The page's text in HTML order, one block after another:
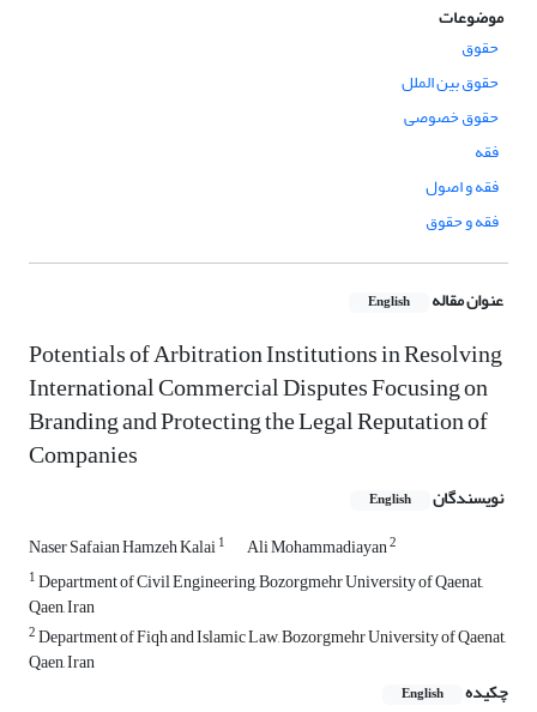
موضوعات
حقوق
حقوق بین الملل
حقوق خصوصی
فقه
فقه و اصول
فقه و حقوق
عنوان مقاله English
Potentials of Arbitration Institutions in Resolving
International Commercial Disputes Focusing on
Branding and Protecting the Legal Reputation of
Companies
نویسندگان English
Naser Safaian Hamzeh Kalai1 Ali Mohammadiayan2
1Department of Civil Engineering, Bozorgmehr University of Qaenat,
Qaen, Iran
2Department of Fiqh and Islamic Law, Bozorgmehr University of Qaenat,
Qaen, Iran
چکیده
English